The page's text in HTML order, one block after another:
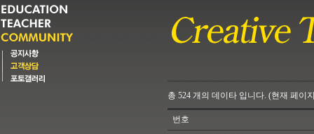
총 524 개의 데이타 입니다. (현재 페이
번호